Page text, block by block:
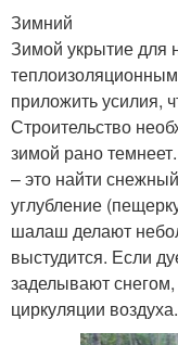
Зимний
Зимой укрытие для
приложить усилия,
Строительство
зимой рано
– это найти
углубление
шалаш делают
выстудится. Если
заделывают
циркуляции воздуха.